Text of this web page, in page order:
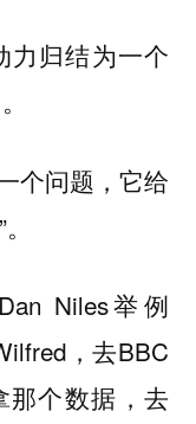
力归结为一个
个问题，它给
Niles举例
，去BBC
那个数据，去